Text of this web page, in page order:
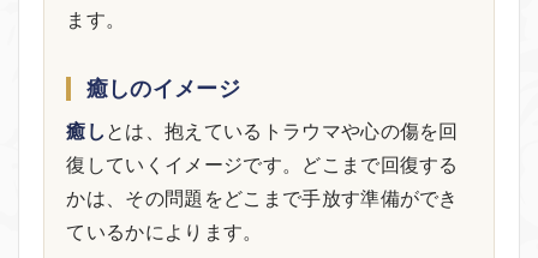
ます。
癒しのイメージ
癒し とは、抱えているトラウマや心の傷を回
復していくイメージです。どこまで回復する
かは、その問題をどこまで手放す準備ができ
ているかによります。